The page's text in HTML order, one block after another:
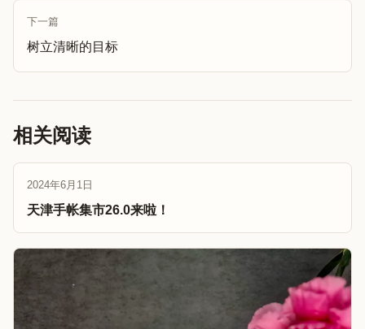
下一篇
树立清晰的目标
相关阅读
2024年6月1日
天津手帐集市26.0来啦！